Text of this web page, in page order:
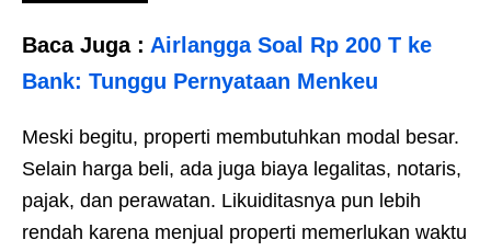
Baca Juga : Airlangga Soal Rp 200 T ke
Bank: Tunggu Pernyataan Menkeu
Meski begitu, properti membutuhkan modal besar.
Selain harga beli, ada juga biaya legalitas, notaris,
pajak, dan perawatan. Likuiditasnya pun lebih
rendah karena menjual properti memerlukan waktu